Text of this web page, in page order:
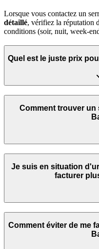
Lorsque vous contactez un
détaillé, vérifiez la réputation
conditions (soir, nuit,
Quel est le juste prix
Comment trouver un
Je suis en situation
facturer
Comment éviter de me